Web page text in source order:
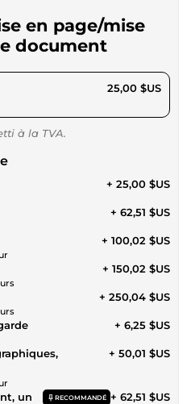
en page/mise
document
$US 25,00 $US
à la TVA.
+ 25,00 $US
+ 62,51 $US
+ 100,02 $US
+ 150,02 $US
+ 250,04 $US
+ 6,25 $US
+ 50,01 $US
un
RECOMMANDÉ + 62,51 $US